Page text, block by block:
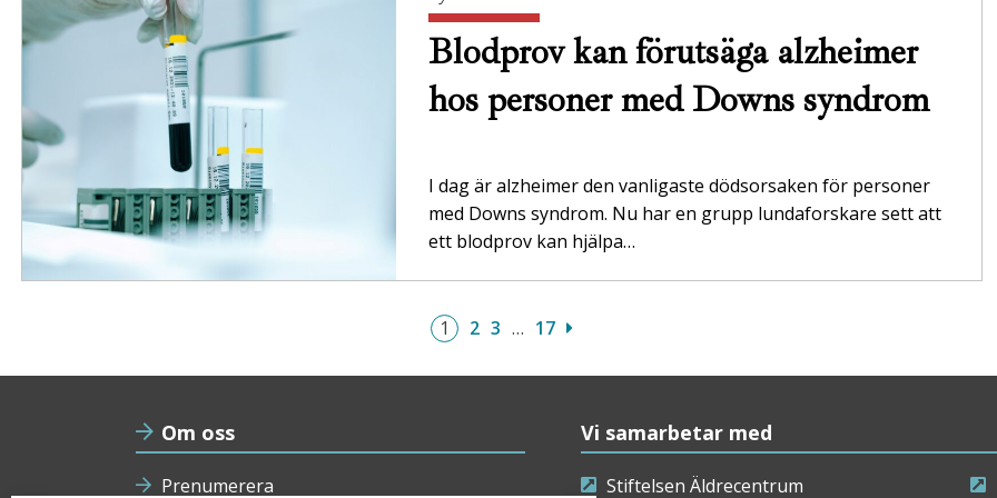
Blodprov kan förutsäga alzheimer
hos personer med Downs syndrom
I dag är alzheimer den vanligaste dödsorsaken för personer
med Downs syndrom. Nu har en grupp lundaforskare sett att
ett blodprov kan hjälpa…
1 2 3 … 17
Om oss
Prenumerera
Vi samarbetar med
Stiftelsen Äldrecentrum